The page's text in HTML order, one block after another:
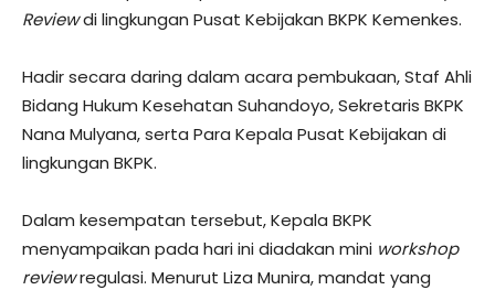
Reviewdi lingkungan Pusat Kebijakan BKPK Kemenkes.
Hadir secara daring dalam acara pembukaan, Staf Ahli
Bidang Hukum Kesehatan Suhandoyo, Sekretaris BKPK
Nana Mulyana, serta Para Kepala Pusat Kebijakan di
lingkungan BKPK.
Dalam kesempatan tersebut, Kepala BKPK
menyampaikan pada hari ini diadakan mini workshop
reviewregulasi. Menurut Liza Munira, mandat yang